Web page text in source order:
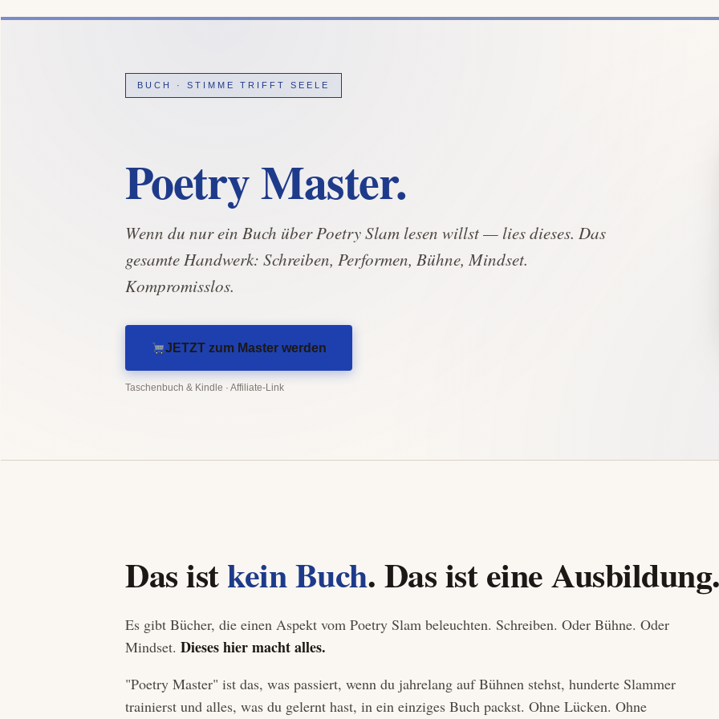
BUCH · STIMME TRIFFT SEELE
Poetry Master.
Wenn du nur ein Buch über Poetry Slam lesen willst — lies dieses. Das
gesamte Handwerk: Schreiben, Performen, Bühne, Mindset.
Kompromisslos.
JETZT zum Master werden
Taschenbuch & Kindle · Affiliate-Link
Das istkein Buch. Das ist eine
Es gibt Bücher, die einen Aspekt vom Poetry Slam beleuchten. Schreiben. Oder Bühne. Oder
Mindset. Dieses hier macht alles.
"Poetry Master" ist das, was passiert, wenn du jahrelang auf Bühnen stehst, hunderte Slammer
trainierst und alles, was du gelernt hast, in ein einziges Buch packst. Ohne Lücken. Ohne